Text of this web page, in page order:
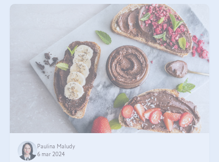
Paulina Maludy
6 mar 2024